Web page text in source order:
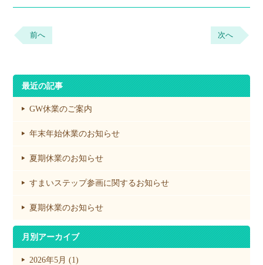
前へ 次へ
最近の記事
GW休業のご案内
年末年始休業のお知らせ
夏期休業のお知らせ
すまいステップ参画に関するお知らせ
夏期休業のお知らせ
月別アーカイブ
2026年5月 (1)